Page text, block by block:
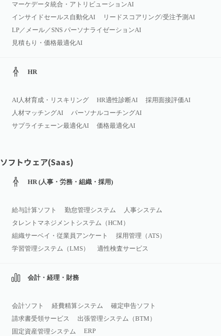
マーケデータ統合・アトリビューションAI
インサイドセールス自動化AI
リードスコアリング/受注予測AI
LP／メール／SNS パーソナライゼーションAI
見積もり・価格最適化AI
HR
AI人材育成・リスキリング HR適性診断AI
採用面接評価AI
人材マッチングAI
パーソナルコーチングAI
サプライチェーン最適化AI
価格最適化AI
ソフトウェア(Saas)
HR (人事・労務・組織・採用)
給与計算ソフト 勤怠管理システム
人事システム
タレントマネジメントシステム（HCM）
組織サーベイ・従業員アンケート
採用管理（ATS）
学習管理システム（LMS）
適性検査サービス
会計・経理・財務
会計ソフト 経費精算システム
確定申告ソフト
請求書受領サービス
出張管理システム（BTM）
固定資産管理システム
ERP